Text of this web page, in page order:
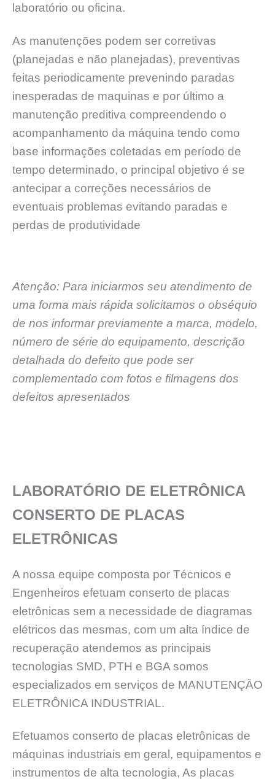
laboratório ou oficina.
As manutenções podem ser corretivas
(planejadas e não planejadas), preventivas
feitas periodicamente prevenindo paradas
inesperadas de maquinas e por último a
manutenção preditiva compreendendo o
acompanhamento da máquina tendo como
base informações coletadas em período de
tempo determinado, o principal objetivo é se
antecipar a correções necessários de
eventuais problemas evitando paradas e
perdas de produtividade
Atenção: Para iniciarmos seu atendimento de
uma forma mais rápida solicitamos o obséquio
de nos informar previamente a marca, modelo,
número de série do equipamento, descrição
detalhada do defeito que pode ser
complementado com fotos e filmagens dos
defeitos apresentados
LABORATÓRIO DE ELETRÔNICA
CONSERTO DE PLACAS
ELETRÔNICAS
A nossa equipe composta por Técnicos e
Engenheiros efetuam conserto de placas
eletrônicas sem a necessidade de diagramas
elétricos das mesmas, com um alta índice de
recuperação atendemos as principais
tecnologias SMD, PTH e BGA somos
especializados em serviços de MANUTENÇĀO
ELETRÔNICA INDUSTRIAL.
Efetuamos conserto de placas eletrônicas de
máquinas industriais em geral, equipamentos e
instrumentos de alta tecnologia, As placas